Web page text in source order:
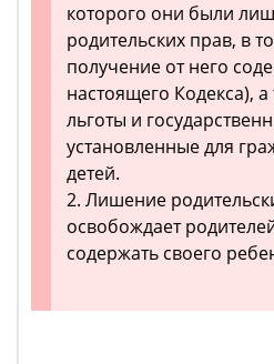
которого они были
родительских прав, в
получение от него
настоящего Кодекса),
льготы и
установленные для
детей.
2. Лишение
освобождает
содержать своего